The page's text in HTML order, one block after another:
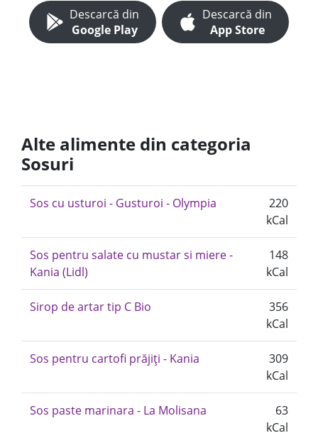
Descarcă din
Google Play
Descarcă din
App Store
Alte alimente din categoria
Sosuri
Sos cu usturoi - Gusturoi - Olympia
220
kCal
Sos pentru salate cu mustar si miere -
Kania (Lidl)
148
kCal
Sirop de artar tip C Bio
356
kCal
Sos pentru cartofi prăjiți - Kania
309
kCal
Sos paste marinara - La Molisana
63
kCal